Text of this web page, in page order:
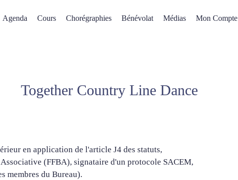
Agenda Cours Chorégraphies Bénévolat Médias Mon Compte
Together Country Line Dance
en application de l'article J4 des statuts,
(FFBA), signataire d'un protocole SACEM,
membres du Bureau).